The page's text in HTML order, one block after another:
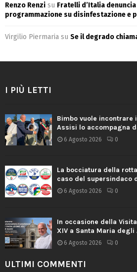
Renzo Renzi su Fratelli d’Italia
programmazione su disinfestazione e
Virgilio Piermaria su Se il degrado
I PIÙ LETTI
Bimbo vuole incontrare
Assisi lo accompagna
6 Agosto 2026 0
La bocciatura della
caso del supersindaco
6 Agosto 2026 0
In occasione della
XIV a Santa Maria
6 Agosto 2026 0
ULTIMI COMMENTI